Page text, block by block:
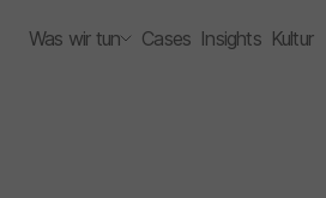
Was wir tun Cases Insights Kultur